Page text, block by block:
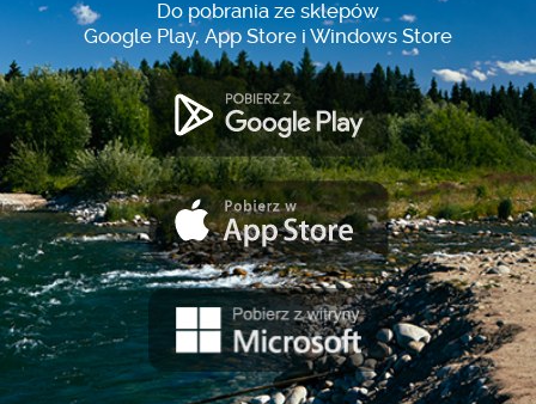
Do pobrania ze sklepów
Google Play, App Store i Windows Store